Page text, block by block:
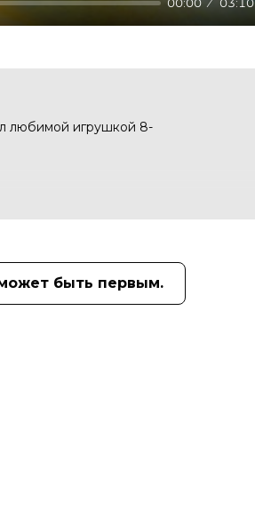
00:00 03:10
любимой игрушкой 8-
быть первым.